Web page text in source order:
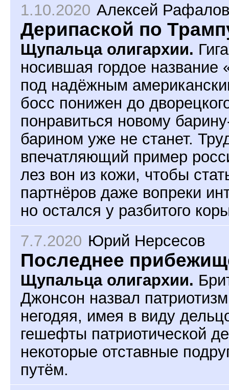
1.10.2020 Алексей
Дерипаской по
Щупальца олигархии.
носившая гордое
под надёжным
босс понижен до
понравиться новому
барином уже не станет.
впечатляющий пример
лез вон из кожи, чтобы
партнёров даже вопреки
но остался у разбитого
7.7.2020 Юрий Нерсесов
Последнее
Щупальца олигархии.
Джонсон назвал
негодяя, имея в виду
гешефты патриотической
некоторые отставные
путём.